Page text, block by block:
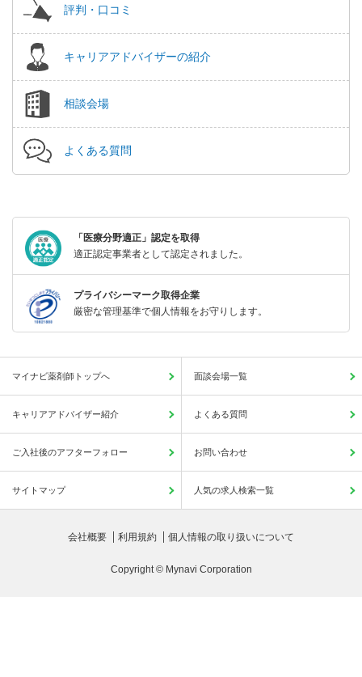
評判・口コミ
キャリアアドバイザーの紹介
相談会場
よくある質問
「医療分野適正」認定を取得
適正認定事業者として認定されました。
プライバシーマーク取得企業
厳密な管理基準で個人情報をお守りします。
マイナビ薬剤師トップへ 面談会場一覧
キャリアアドバイザー紹介 よくある質問
ご入社後のアフターフォロー お問い合わせ
サイトマップ 人気の求人検索一覧
会社概要 利用規約 個人情報の取り扱いについて
Copyright © Mynavi Corporation